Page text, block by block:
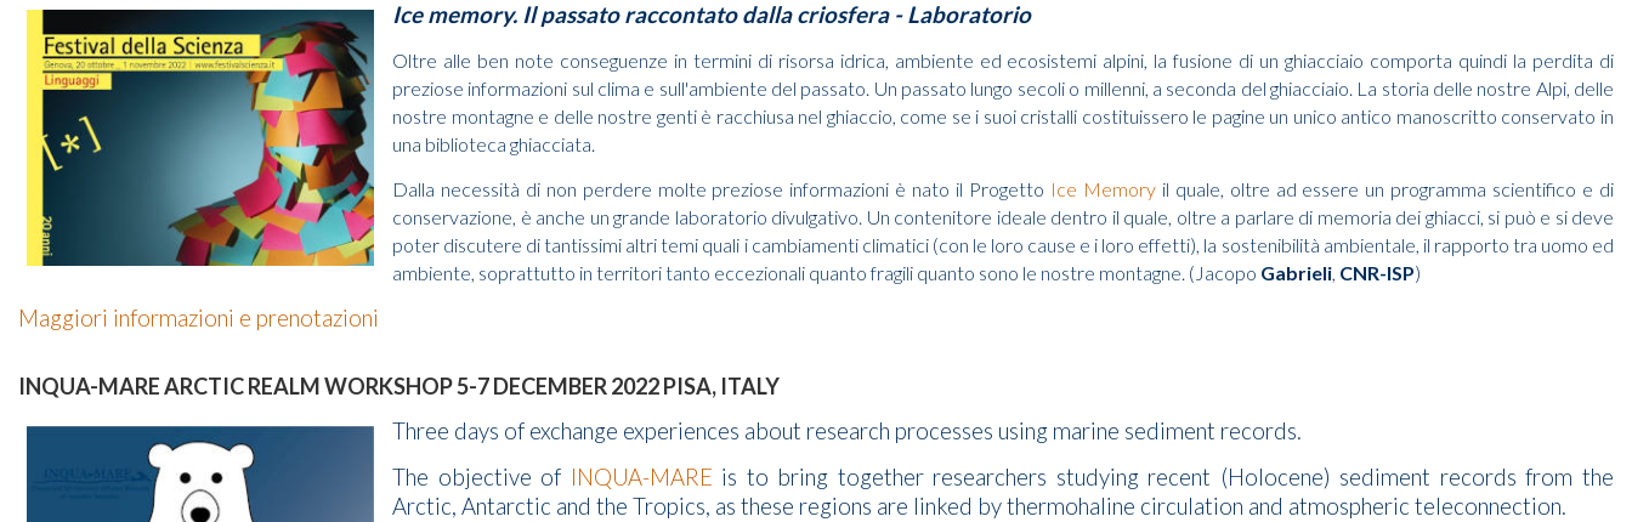
Ice memory. Il passato raccontato dalla criosfera - Laboratorio
Oltre alle ben note conseguenze in termini di risorsa idrica, ambiente ed ecosistemi alpini, la fusione di un ghiacciaio comporta quindi la perdita di
preziose informazioni sul clima e sull'ambiente del passato. Un passato lungo secoli o millenni, a seconda del ghiacciaio. La storia delle nostre Alpi, delle
nostre montagne e delle nostre genti è racchiusa nel ghiaccio, come se i suoi cristalli costituissero le pagine un unico antico manoscritto conservato in
una biblioteca ghiacciata.
Dalla necessità di non perdere molte preziose informazioni è nato il Progetto Ice Memoryil quale, oltre ad essere un programma scientifico e di
conservazione, è anche un grande laboratorio divulgativo. Un contenitore ideale dentro il quale, oltre a parlare di memoria dei ghiacci, si può e si deve
poter discutere di tantissimi altri temi quali i cambiamenti climatici (con le loro cause e i loro effetti), la sostenibilità ambientale, il rapporto tra uomo ed
ambiente, soprattutto in territori tanto eccezionali quanto fragili quanto sono le nostre montagne. (Jacopo Gabrieli, CNR-ISP)
Maggiori informazioni e prenotazioni
INQUA-MARE ARCTIC REALM WORKSHOP 5-7 DECEMBER 2022 PISA, ITALY
Three days of exchange experiences about research processes using marine sediment records.
The objective of INQUA-MARE is to bring together researchers studying recent (Holocene) sediment records from the
Arctic, Antarctic and the Tropics, as these regions are linked by thermohaline circulation and atmospheric teleconnection.